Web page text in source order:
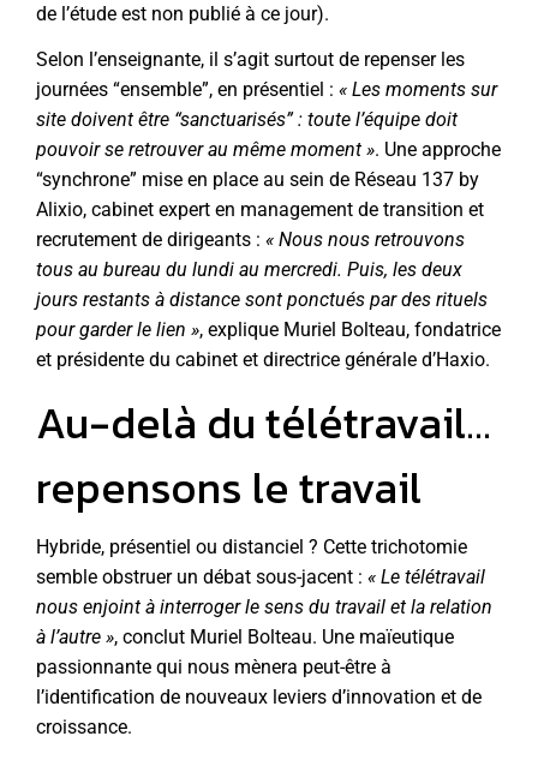
de l’étude est non publié à ce jour).
Selon l’enseignante, il s’agit surtout de repenser les
journées “ensemble”, en présentiel : « Les moments sur
site doivent être “sanctuarisés” : toute l’équipe doit
pouvoir se retrouver au même moment ». Une approche
“synchrone” mise en place au sein de Réseau 137 by
Alixio, cabinet expert en management de transition et
recrutement de dirigeants : « Nous nous retrouvons
tous au bureau du lundi au mercredi. Puis, les deux
jours restants à distance sont ponctués par des rituels
pour garder le lien », explique Muriel Bolteau, fondatrice
et présidente du cabinet et directrice générale d’Haxio.
Au-delà du télétravail…
repensons le travail
Hybride, présentiel ou distanciel ? Cette trichotomie
semble obstruer un débat sous-jacent : « Le télétravail
nous enjoint à interroger le sens du travail et la relation
à l’autre », conclut Muriel Bolteau. Une maïeutique
passionnante qui nous mènera peut-être à
l’identification de nouveaux leviers d’innovation et de
croissance.